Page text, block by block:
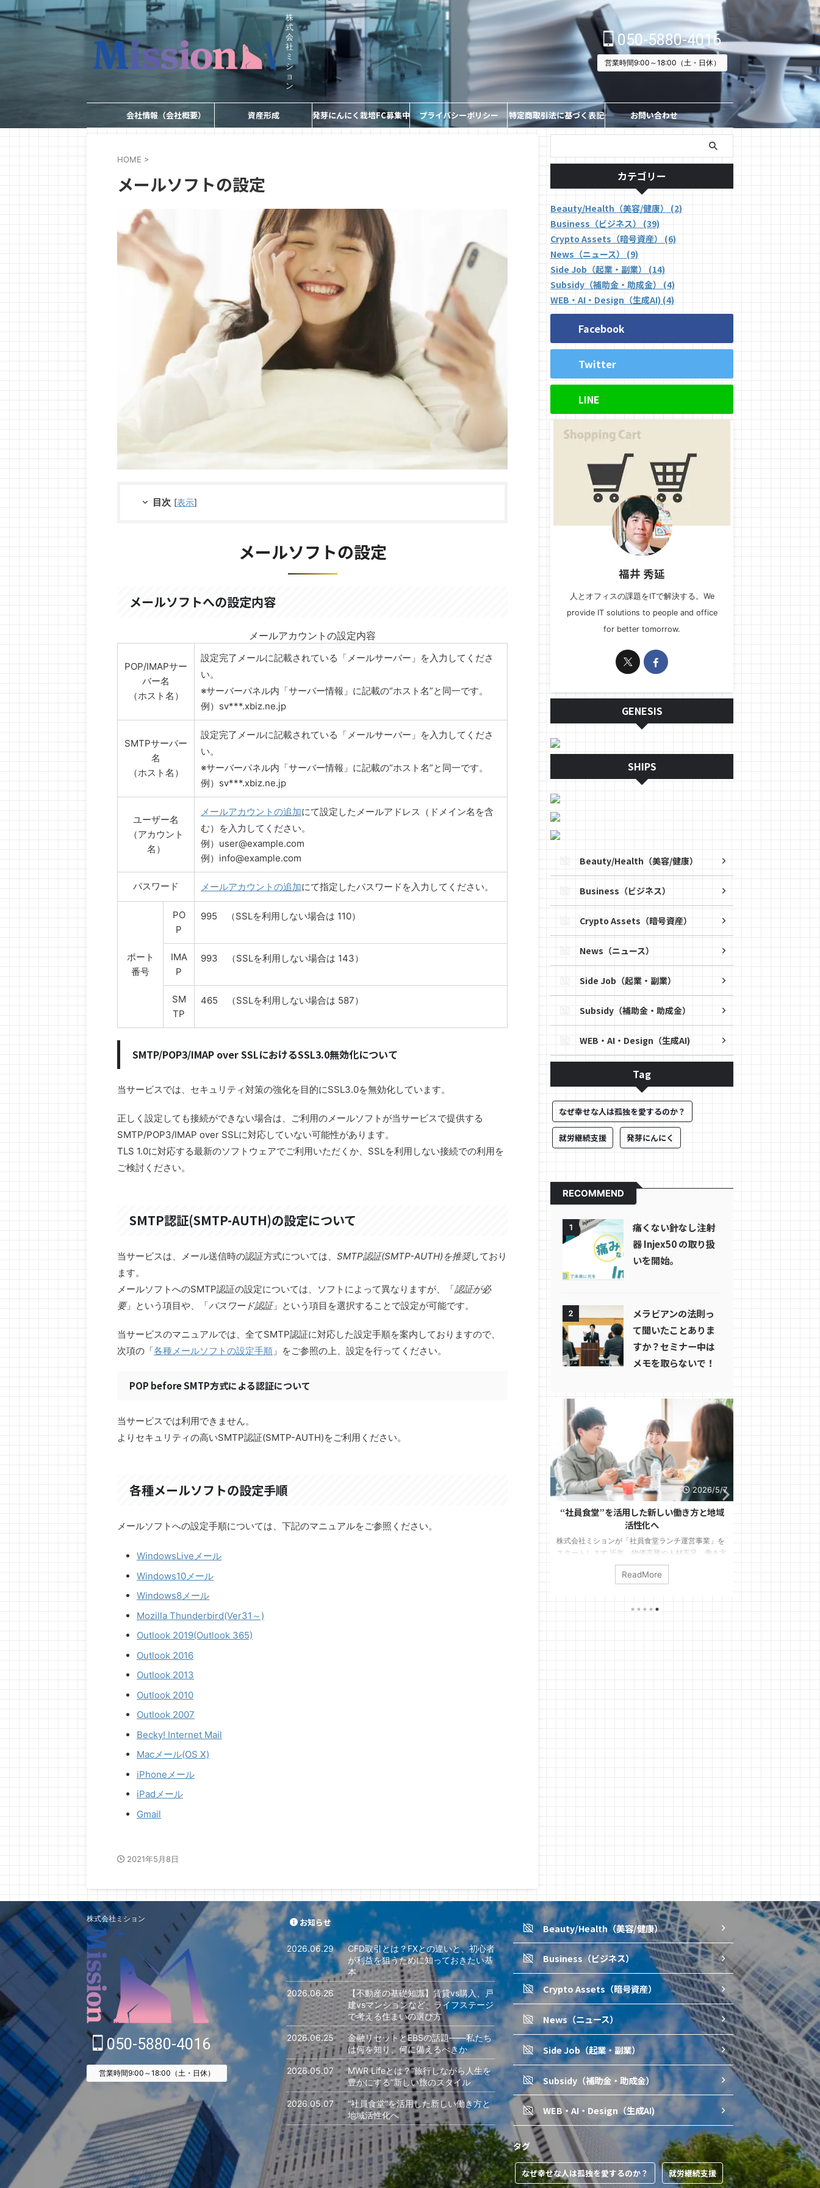
株
式
会
社
ミ
シ
ョ
ン
050-5880-4016
営業時間9:00～18:00（土・日休）
会社情報（会社概要） 資産形成 発芽にんにく栽培FC募集中 プライバシーポリシー 特定商取引法に基づく表記 お問い合わせ
HOME >
メールソフトの設定
目次 [表示]
メールソフトの設定
メールソフトへの設定内容
メールアカウントの設定内容
POP/IMAPサー
バー名
（ホスト名）
設定完了メールに記載されている「メールサーバー」を入力してくださ
い。
※サーバーパネル内「サーバー情報」に記載の“ホスト名”と同一です。
例）sv***.xbiz.ne.jp
SMTPサーバー
名
（ホスト名）
設定完了メールに記載されている「メールサーバー」を入力してくださ
い。
※サーバーパネル内「サーバー情報」に記載の“ホスト名”と同一です。
例）sv***.xbiz.ne.jp
ユーザー名
（アカウント
名）
メールアカウントの追加にて設定したメールアドレス（ドメイン名を含
む）を入力してください。
例）user@example.com
例）info@example.com
パスワード メールアカウントの追加にて指定したパスワードを入力してください。
ポート
番号
PO
P
995 （SSLを利用しない場合は 110）
IMA
P
993 （SSLを利用しない場合は 143）
SM
TP
465 （SSLを利用しない場合は 587）
SMTP/POP3/IMAP over SSLにおけるSSL3.0無効化について
当サービスでは、セキュリティ対策の強化を目的にSSL3.0を無効化しています。
正しく設定しても接続ができない場合は、ご利用のメールソフトが当サービスで提供する
SMTP/POP3/IMAP over SSLに対応していない可能性があります。
TLS 1.0に対応する最新のソフトウェアでご利用いただくか、SSLを利用しない接続での利用を
ご検討ください。
SMTP認証(SMTP-AUTH)の設定について
当サービスは、メール送信時の認証方式については、 SMTP認証(SMTP-AUTH)を推奨しており
ます。
メールソフトへのSMTP認証の設定については、ソフトによって異なりますが、「認証が必
要」という項目や、「パスワード認証」という項目を選択することで設定が可能です。
当サービスのマニュアルでは、全てSMTP認証に対応した設定手順を案内しておりますので、
次項の「各種メールソフトの設定手順 」をご参照の上、設定を行ってください。
POP before SMTP方式による認証について
当サービスでは利用できません。
よりセキュリティの高いSMTP認証(SMTP-AUTH)をご利用ください。
各種メールソフトの設定手順
メールソフトへの設定手順については、下記のマニュアルをご参照ください。
WindowsLiveメール
Windows10メール
Windows8メール
Mozilla Thunderbird(Ver31～)
Outlook 2019(Outlook 365)
Outlook 2016
Outlook 2013
Outlook 2010
Outlook 2007
Becky! Internet Mail
Macメール(OS X)
iPhoneメール
iPadメール
Gmail
2021年5月8日
カテゴリー
Beauty/Health（美容/健康） (2)
Business（ビジネス） (39)
Crypto Assets（暗号資産） (6)
News（ニュース） (9)
Side Job（起業・副業） (14)
Subsidy（補助金・助成金） (4)
WEB・AI・Design（生成AI) (4)
Facebook
Twitter
LINE
福井 秀延
人とオフィスの課題をITで解決する。We
provide IT solutions to people and office
for better tomorrow.
GENESIS
SHIPS
Beauty/Health（美容/健康）
Business（ビジネス）
Crypto Assets（暗号資産）
News（ニュース）
Side Job（起業・副業）
Subsidy（補助金・助成金）
WEB・AI・Design（生成AI)
Tag
なぜ幸せな人は孤独を愛するのか？
就労継続支援 発芽にんにく
RECOMMEND
1
痛くない針なし注射
器 Injex50 の取り扱
いを開始。
2
メラビアンの法則っ
て聞いたことありま
すか？セミナー中は
メモを取らないで！
2026/6/26
ョンなど、ライフステージで考える住
年齢とともにライフスタイルや家族構成は変
いて、賃貸と購入、戸建とマンション、新
の住み替えシミュレーション 一般的なライ
子ども独立、65歳リタイア）を仮定し、
の総支払額を比較してみましょう。 賃貸
り、何に備えるべきか
ト」「EBS」「世界通貨リセット」「新しい金融シ
す。 中には、「ある日突然、銀行システムが止ま
重大発表が流れる」といった非常に刺激的な内容も
あります。 しかし、このような話題ほど、冷静に整
実際に大きな変化が進んでいる一方で、事実と憶
測、期待と不安、情報と噂が混ざりやすいからで
にする”新しい旅のスタイル
2026/5/7
“社員食堂”を活用した新しい働き方と地域
活性化へ
株式会社ミションが「社員食堂ランチ運営事業」を
スタートします 近年、物価高騰や人材不足、働き方
改革などの影響により、「社員の食環境」を見直す
企業が急増しています。その一方で、多くの企業で
ReadMore
お知らせ
2026.06.29
CFD取引とは？FXとの違いと、初心者
が利益を狙うために知っておきたい基
本
2026.06.26
【不動産の基礎知識】賃貸vs購入、戸
建vsマンションなど、ライフステージ
で考える住まいの選び方
2026.06.25
金融リセットとEBSの話題――私たち
は何を知り、何に備えるべきか
2026.05.07
MWR Lifeとは？“旅行しながら人生を
豊かにする”新しい旅のスタイル
2026.05.07
“社員食堂”を活用した新しい働き方と
地域活性化へ
Beauty/Health（美容/健康）
Business（ビジネス）
Crypto Assets（暗号資産）
News（ニュース）
Side Job（起業・副業）
Subsidy（補助金・助成金）
WEB・AI・Design（生成AI)
タグ
なぜ幸せな人は孤独を愛するのか？ 就労継続支援
株式会社ミション
050-5880-4016
営業時間9:00～18:00（土・日休）